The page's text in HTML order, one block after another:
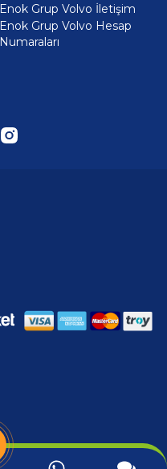
Enok Grup Volvo İletişim
Enok Grup Volvo Hesap
Numaraları